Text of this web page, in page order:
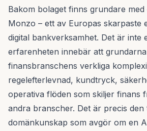
Bakom bolaget finns grundare
Monzo – ett av Europas skarpaste
digital bankverksamhet. Det är inte
erfarenheten innebär att
finansbranschens verkliga
regelefterlevnad, kundtryck,
operativa flöden som skiljer finans
andra branscher. Det är precis den
domänkunskap som avgör om en